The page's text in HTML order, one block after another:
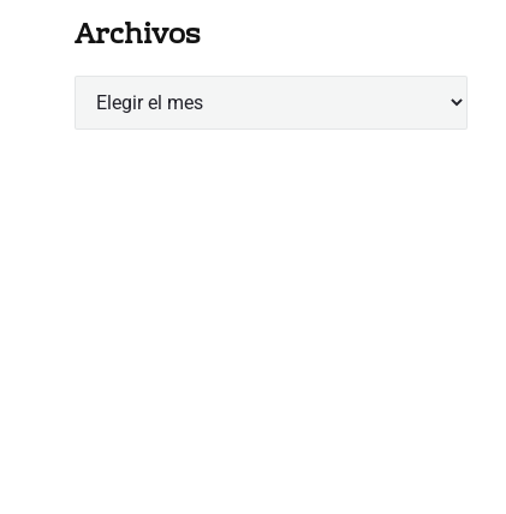
Archivos